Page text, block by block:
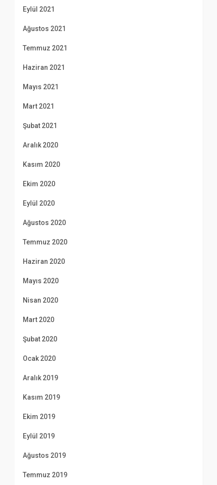
Eylül 2021
Ağustos 2021
Temmuz 2021
Haziran 2021
Mayıs 2021
Mart 2021
Şubat 2021
Aralık 2020
Kasım 2020
Ekim 2020
Eylül 2020
Ağustos 2020
Temmuz 2020
Haziran 2020
Mayıs 2020
Nisan 2020
Mart 2020
Şubat 2020
Ocak 2020
Aralık 2019
Kasım 2019
Ekim 2019
Eylül 2019
Ağustos 2019
Temmuz 2019